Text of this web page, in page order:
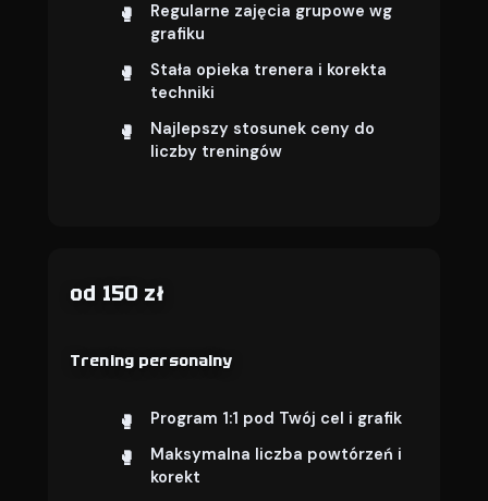
Regularne zajęcia grupowe wg
grafiku
Stała opieka trenera i korekta
techniki
Najlepszy stosunek ceny do
liczby treningów
od 150 zł
Trening personalny
Program 1:1 pod Twój cel i grafik
Maksymalna liczba powtórzeń i
korekt